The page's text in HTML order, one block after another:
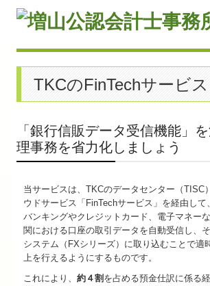
営業日のご案内
お知らせ
事務所紹介
経営理念
業務案内
TKCのFinTechサービス
「銀行信販データ受信機能」
理事務を省力化しましょう
当サービスは、TKCのデータセンター（TISC
ウドサービス「FinTechサービス」を経由して
バンキングやクレジットカード、電子マネー
関における口座の取引データを自動受信し、
システム（FXシリーズ）に取り込むことで適
上を行えるようにするものです。
これにより、約４割 を占める預金仕訳に係る